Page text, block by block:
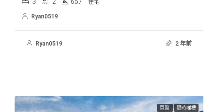
住宅
Ryan0519
Ryan0519 2 年前
買盤 隨時睇樓